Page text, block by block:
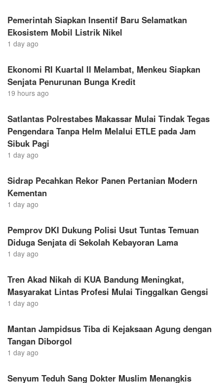
Pemerintah Siapkan Insentif Baru Selamatkan
Ekosistem Mobil Listrik Nikel
1 day ago
Ekonomi RI Kuartal II Melambat, Menkeu Siapkan
Senjata Penurunan Bunga Kredit
19 hours ago
Satlantas Polrestabes Makassar Mulai Tindak Tegas
Pengendara Tanpa Helm Melalui ETLE pada Jam
Sibuk Pagi
1 day ago
Sidrap Pecahkan Rekor Panen Pertanian Modern
Kementan
1 day ago
Pemprov DKI Dukung Polisi Usut Tuntas Temuan
Diduga Senjata di Sekolah Kebayoran Lama
1 day ago
Tren Akad Nikah di KUA Bandung Meningkat,
Masyarakat Lintas Profesi Mulai Tinggalkan Gengsi
1 day ago
Mantan Jampidsus Tiba di Kejaksaan Agung dengan
Tangan Diborgol
1 day ago
Senyum Teduh Sang Dokter Muslim Menangkis